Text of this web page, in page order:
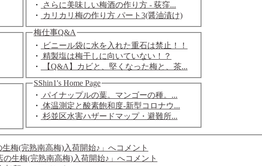
・
さらに美味しい梅酒の作り方 - 荻窪...
・
カリカリ梅の作り方 パート3(醤油漬け)
梅仕事Q&A
・
ビニール袋に水を入れた重石は禁止！！
・ 精製塩は梅干しに向いていない！？
・
【Q&A】カビと、堅くなった梅と、茶...
SShin1's Home Page
・ パイナップルの葉。マンゴーの種。...
・ 体温測定と酸素飽和度-新型コロナウ...
・ 杉並区水害ハザードマップ・避難所...
果店の生梅(完熟南高梅)入荷開始♪」へコメント
木青果店の生梅(完熟南高梅)入荷開始♪」へコメント